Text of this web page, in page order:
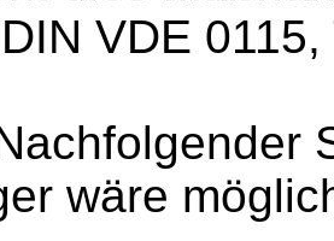
VDE
wäre